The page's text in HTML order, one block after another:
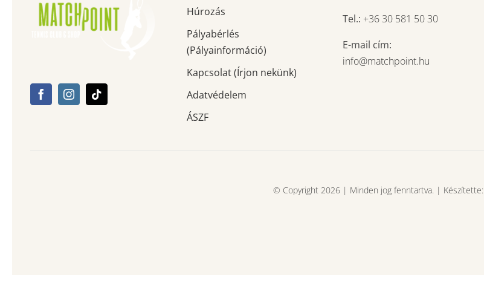
Húrozás
Pályabérlés
(Pályainformáció)
Kapcsolat (Írjon nekünk)
Adatvédelem
ÁSZF
Tel.: +36 30 581 50 30
E-mail cím:
info@matchpoint.hu
© Copyright 2026 | Minden jog fenntartva. | Készítette: